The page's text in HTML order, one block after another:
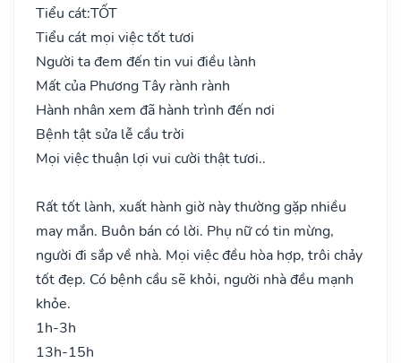
Tiểu cát:TỐT
Tiểu cát mọi việc tốt tươi
Người ta đem đến tin vui điều lành
Mất của Phương Tây rành rành
Hành nhân xem đã hành trình đến nơi
Bệnh tật sửa lễ cầu trời
Mọi việc thuận lợi vui cười thật tươi..
Rất tốt lành, xuất hành giờ này thường gặp nhiều
may mắn. Buôn bán có lời. Phụ nữ có tin mừng,
người đi sắp về nhà. Mọi việc đều hòa hợp, trôi chảy
tốt đẹp. Có bệnh cầu sẽ khỏi, người nhà đều mạnh
khỏe.
1h-3h
13h-15h